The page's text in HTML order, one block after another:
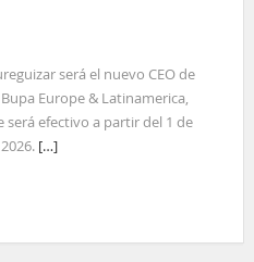
será el nuevo CEO de
Europe & Latinamerica,
será efectivo a partir del 1 de
[…]